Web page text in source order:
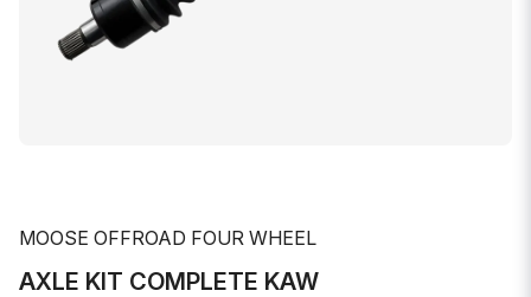
MOOSE OFFROAD FOUR WHEEL
AXLE KIT COMPLETE KAW